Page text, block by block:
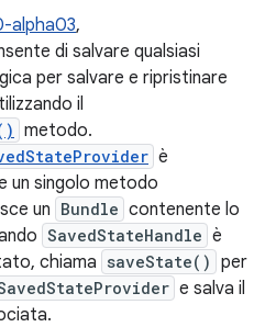
alpha03,
di salvare qualsiasi
per salvare e ripristinare
il
metodo.
è
un singolo metodo
un Bundle contenente lo
SavedStateHandle è
chiama saveState() per
e salva il